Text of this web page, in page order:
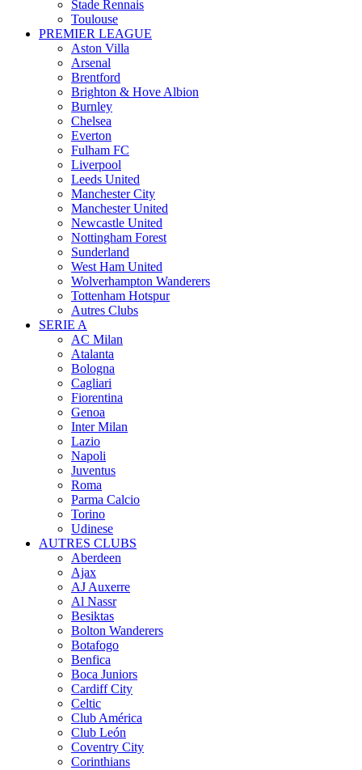
Stade Rennais
Toulouse
PREMIER LEAGUE
Aston Villa
Arsenal
Brentford
Brighton & Hove Albion
Burnley
Chelsea
Everton
Fulham FC
Liverpool
Leeds United
Manchester City
Manchester United
Newcastle United
Nottingham Forest
Sunderland
West Ham United
Wolverhampton Wanderers
Tottenham Hotspur
Autres Clubs
SERIE A
AC Milan
Atalanta
Bologna
Cagliari
Fiorentina
Genoa
Inter Milan
Lazio
Napoli
Juventus
Roma
Parma Calcio
Torino
Udinese
AUTRES CLUBS
Aberdeen
Ajax
AJ Auxerre
Al Nassr
Besiktas
Bolton Wanderers
Botafogo
Benfica
Boca Juniors
Cardiff City
Celtic
Club América
Club León
Coventry City
Corinthians